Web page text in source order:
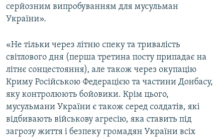
серйозним випробуванням для мусульман
України».
«Не тільки через літню спеку та тривалість
світлового дня (перша третина посту припадає на
літнє сонцестояння), але також через окупацію
Криму Російською Федерацією та частини Донбасу,
яку контролюють бойовики. Крім цього,
мусульмани України є також серед солдатів, які
відбивають військову агресію, яка ставить під
загрозу життя і безпеку громадян України всіх